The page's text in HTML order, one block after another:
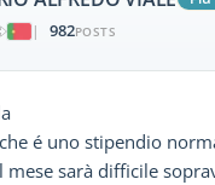
|
982POSTS
é uno stipendio
mese sarà difficile